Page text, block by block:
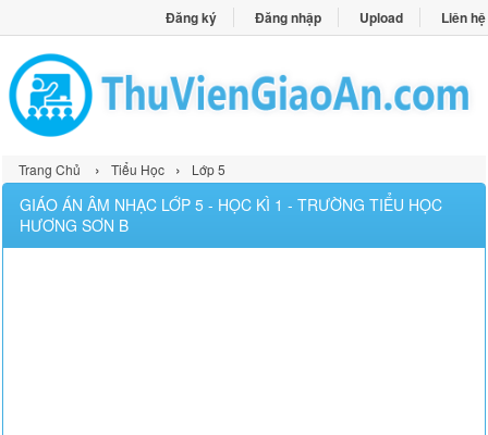
Đăng ký Đăng nhập Upload Liên hệ
Trang Chủ › Tiểu Học › Lớp 5
GIÁO ÁN ÂM NHẠC LỚP 5 - HỌC KÌ 1 - TRƯỜNG TIỂU HỌC
HƯƠNG SƠN B